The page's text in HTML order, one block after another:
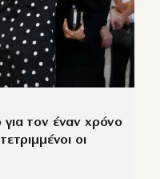
τον έναν χρόνο
οι